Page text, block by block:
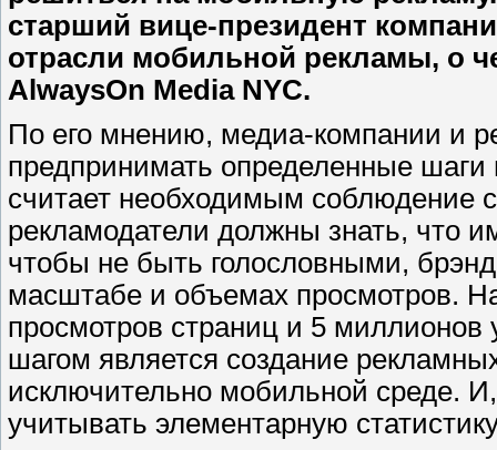
старший вице-президент
отрасли мобильной рекламы, о
AlwaysOn Media NYC.
По его мнению, медиа-компании и
предпринимать определенные
считает необходимым соблюдение
рекламодатели должны знать, что
чтобы не быть голословными,
масштабе и объемах просмотров.
просмотров страниц и 5
шагом является создание
исключительно мобильной среде.
учитывать элементарную